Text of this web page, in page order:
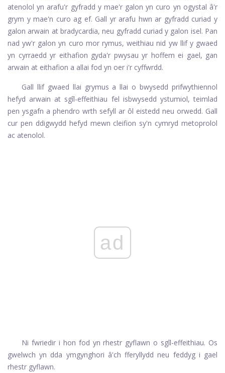
atenolol yn arafu'r gyfradd y mae'r galon yn curo yn ogystal â'r
grym y mae'n curo ag ef. Gall yr arafu hwn ar gyfradd curiad y
galon arwain at bradycardia, neu gyfradd curiad y galon isel. Pan
nad yw'r galon yn curo mor rymus, weithiau nid yw llif y gwaed
yn cyrraedd yr eithafion gyda'r pwysau yr hoffem ei gael, gan
arwain at eithafion a allai fod yn oer i'r cyffwrdd.
Gall llif gwaed llai grymus a llai o bwysedd prifwythiennol
hefyd arwain at sgîl-effeithiau fel isbwysedd ystumiol, teimlad
pen ysgafn a phendro wrth sefyll ar ôl eistedd neu orwedd. Gall
cur pen ddigwydd hefyd mewn cleifion sy'n cymryd metoprolol
ac atenolol.
ad
Ni fwriedir i hon fod yn rhestr gyflawn o sgîl-effeithiau. Os
gwelwch yn dda ymgynghori â'ch fferyllydd neu feddyg i gael
rhestr gyflawn.